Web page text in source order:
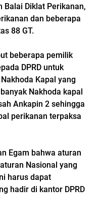
Balai Diklat Perikanan,
dan beberapa
88 GT.
beberapa pemilik
DPRD untuk
Kapal yang
Nakhoda kapal
Ankapin 2 sehingga
perikanan terpaksa
Egam bahwa aturan
Nasional yang
harus dapat
hadir di kantor DPRD